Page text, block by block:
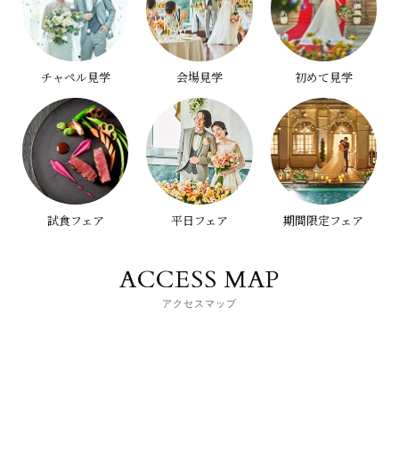
チャペル見学 会場見学 初めて見学
試食フェア 平日フェア 期間限定フェア
ACCESS MAP
アクセスマップ